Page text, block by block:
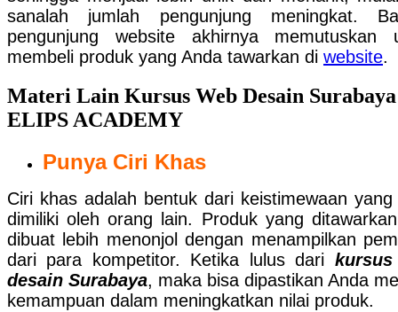
sanalah jumlah pengunjung meningkat.
pengunjung website akhirnya memutuskan
membeli produk yang Anda tawarkan di website.
Materi Lain Kursus Web Desain
ELIPS ACADEMY
Punya Ciri Khas
Ciri khas adalah bentuk dari keistimewaan yang
dimiliki oleh orang lain. Produk yang
dibuat lebih menonjol dengan menampilkan
dari para kompetitor. Ketika lulus dari
desain Surabaya, maka bisa dipastikan Anda
kemampuan dalam meningkatkan nilai produk.